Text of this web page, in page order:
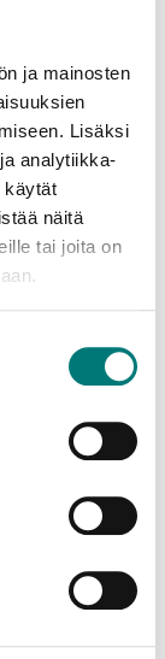
ja mainosten
Lisäksi
analytiikka-
käytät
näitä
tai joita on
vass,
packade
på
Hit